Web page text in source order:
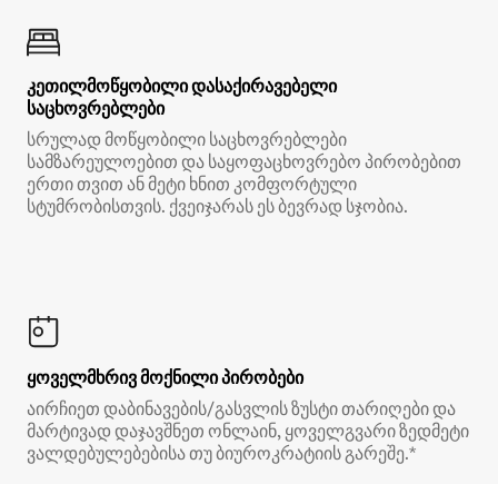
კეთილმოწყობილი დასაქირავებელი
საცხოვრებლები
სრულად მოწყობილი საცხოვრებლები
სამზარეულოებით და საყოფაცხოვრებო პირობებით
ერთი თვით ან მეტი ხნით კომფორტული
სტუმრობისთვის. ქვეიჯარას ეს ბევრად სჯობია.
ყოველმხრივ მოქნილი პირობები
აირჩიეთ დაბინავების/გასვლის ზუსტი თარიღები და
მარტივად დაჯავშნეთ ონლაინ, ყოველგვარი ზედმეტი
ვალდებულებებისა თუ ბიუროკრატიის გარეშე.*